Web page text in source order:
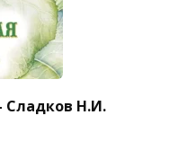
Сладков Н.И.